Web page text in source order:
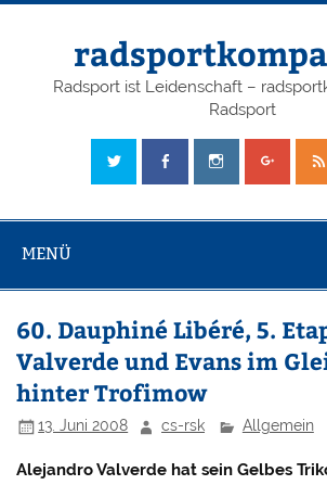
Radsport ist Leidenschaft –
Radsport
MENÜ
60. Dauphiné Libéré, 5.
Valverde und Evans im
hinter Trofimow
13. Juni 2008 cs-rsk Allgemein
Alejandro Valverde hat sein Gelbes